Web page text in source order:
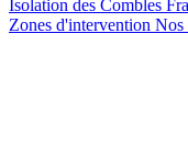
Isolation des Combles
Zones d'intervention Nos